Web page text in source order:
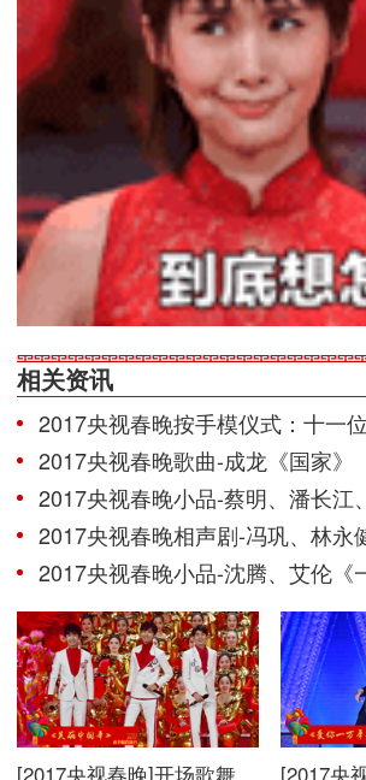
相关资讯
2017央视春晚按手模仪式：十一
2017央视春晚歌曲-成龙《国家》